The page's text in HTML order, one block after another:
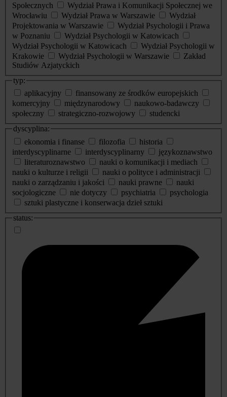
Społecznych
Wydział Prawa i Komunikacji Społecznej we
Wrocławiu
Wydział Prawa w Warszawie
Wydział
Projektowania w Warszawie
Wydział Psychologii i Prawa
w Poznaniu
Wydział Psychologii w Katowicach
Wydział Psychologii w Katowicach
Wydział Psychologii w
Krakowie
Wydział Psychologii w Warszawie
Zakład
Studiów Azjatyckich
typ:
aplikacyjny
finansowany ze środków europejskich
komercyjny
międzynarodowy
naukowo-badawczy
społeczny
strategiczno-rozwojowy
studencki
dyscyplina:
ekonomia i finanse
filozofia
historia
interdyscyplinarne
interdyscyplinarny
językoznawstwo
literaturoznawstwo
nauki o komunikacji i mediach
nauki o kulturze i religii
nauki o polityce i administracji
nauki o zarządzaniu i jakości
nauki prawne
nauki
socjologiczne
nie dotyczy psychiatria
psychologia
sztuki plastyczne i konserwacja dzieł sztuki
status: